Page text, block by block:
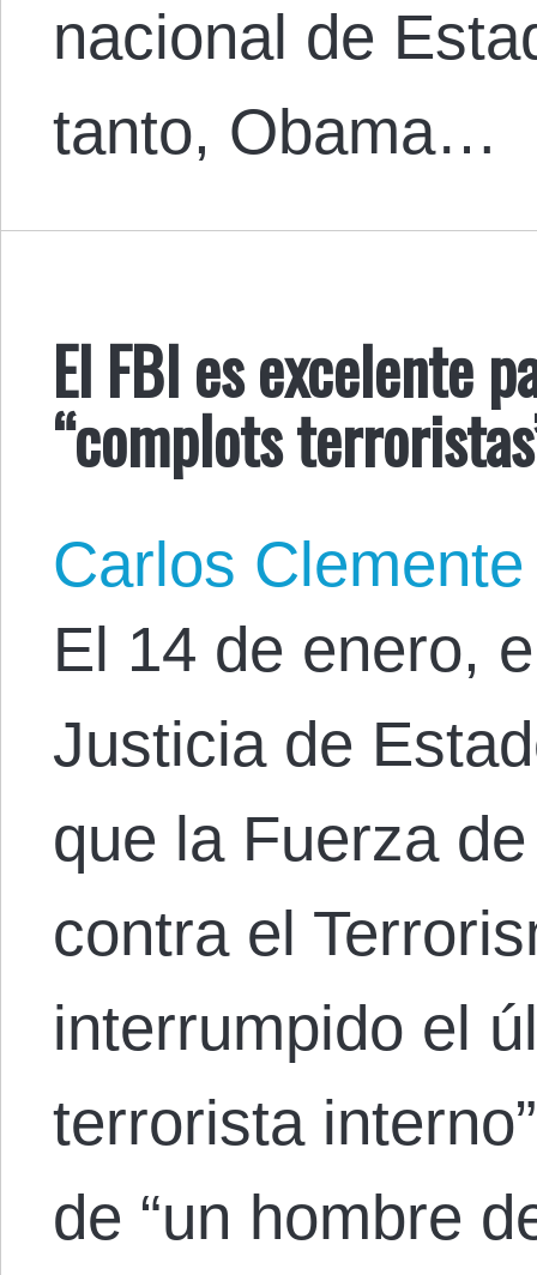
nacional de
tanto, Obama…
El FBI es excelente
“complots
Carlos Clemente
El 14 de enero,
Justicia de
que la Fuerza
contra el
interrumpido el
terrorista
de “un hombre